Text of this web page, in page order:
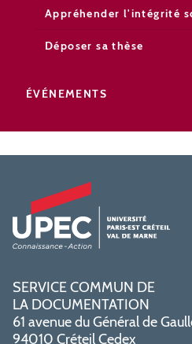
Appréhender l'intégrité
Déposer sa thèse
ÉVÉNEMENTS
SERVICE COMMUN DE
LA DOCUMENTATION
61 avenue du Général de
94010 Créteil Cedex